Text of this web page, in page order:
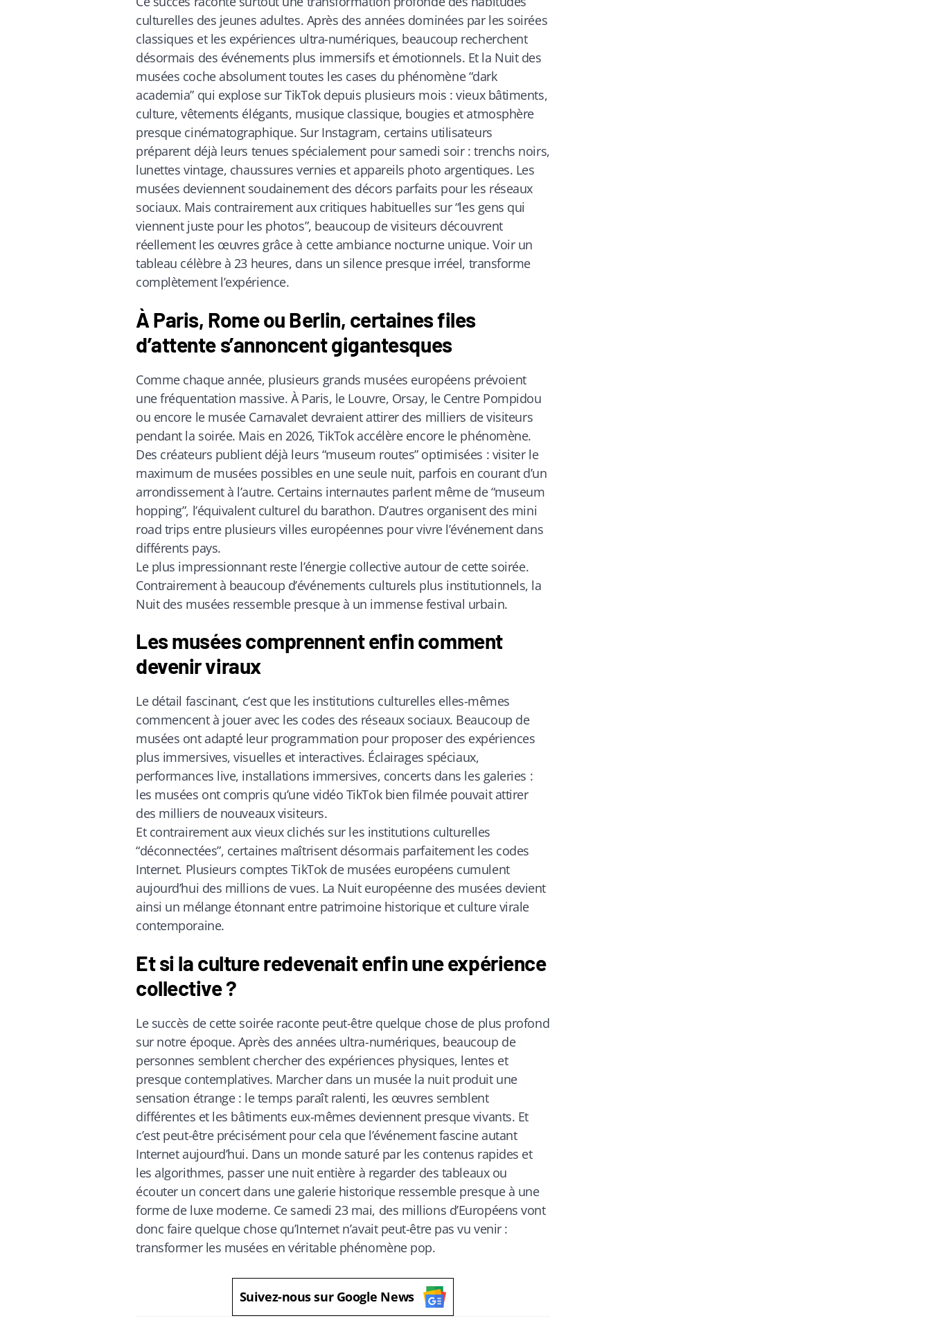
culturelles des jeunes adultes. Après des années dominées par les soirées
classiques et les expériences ultra-numériques, beaucoup recherchent
désormais des événements plus immersifs et émotionnels. Et la Nuit des
musées coche absolument toutes les cases du phénomène “dark
academia” qui explose sur TikTok depuis plusieurs mois : vieux bâtiments,
culture, vêtements élégants, musique classique, bougies et atmosphère
presque cinématographique. Sur Instagram, certains utilisateurs
préparent déjà leurs tenues spécialement pour samedi soir : trenchs noirs,
lunettes vintage, chaussures vernies et appareils photo argentiques. Les
musées deviennent soudainement des décors parfaits pour les réseaux
sociaux. Mais contrairement aux critiques habituelles sur “les gens qui
viennent juste pour les photos”, beaucoup de visiteurs découvrent
réellement les œuvres grâce à cette ambiance nocturne unique. Voir un
tableau célèbre à 23 heures, dans un silence presque irréel, transforme
complètement l’expérience.
À Paris, Rome ou Berlin, certaines files
d’attente s’annoncent gigantesques
Comme chaque année, plusieurs grands musées européens prévoient
une fréquentation massive. À Paris, le Louvre, Orsay, le Centre Pompidou
ou encore le musée Carnavalet devraient attirer des milliers de visiteurs
pendant la soirée. Mais en 2026, TikTok accélère encore le phénomène.
Des créateurs publient déjà leurs “museum routes” optimisées : visiter le
maximum de musées possibles en une seule nuit, parfois en courant d’un
arrondissement à l’autre. Certains internautes parlent même de “museum
hopping”, l’équivalent culturel du barathon. D’autres organisent des mini
road trips entre plusieurs villes européennes pour vivre l’événement dans
différents pays.
Le plus impressionnant reste l’énergie collective autour de cette soirée.
Contrairement à beaucoup d’événements culturels plus institutionnels, la
Nuit des musées ressemble presque à un immense festival urbain.
Les musées comprennent enfin comment
devenir viraux
Le détail fascinant, c’est que les institutions culturelles elles-mêmes
commencent à jouer avec les codes des réseaux sociaux. Beaucoup de
musées ont adapté leur programmation pour proposer des expériences
plus immersives, visuelles et interactives. Éclairages spéciaux,
performances live, installations immersives, concerts dans les galeries :
les musées ont compris qu’une vidéo TikTok bien filmée pouvait attirer
des milliers de nouveaux visiteurs.
Et contrairement aux vieux clichés sur les institutions culturelles
“déconnectées”, certaines maîtrisent désormais parfaitement les codes
Internet. Plusieurs comptes TikTok de musées européens cumulent
aujourd’hui des millions de vues. La Nuit européenne des musées devient
ainsi un mélange étonnant entre patrimoine historique et culture virale
contemporaine.
Et si la culture redevenait enfin une expérience
collective ?
Le succès de cette soirée raconte peut-être quelque chose de plus profond
sur notre époque. Après des années ultra-numériques, beaucoup de
personnes semblent chercher des expériences physiques, lentes et
presque contemplatives. Marcher dans un musée la nuit produit une
sensation étrange : le temps paraît ralenti, les œuvres semblent
différentes et les bâtiments eux-mêmes deviennent presque vivants. Et
c’est peut-être précisément pour cela que l’événement fascine autant
Internet aujourd’hui. Dans un monde saturé par les contenus rapides et
les algorithmes, passer une nuit entière à regarder des tableaux ou
écouter un concert dans une galerie historique ressemble presque à une
forme de luxe moderne. Ce samedi 23 mai, des millions d’Européens vont
donc faire quelque chose qu’Internet n’avait peut-être pas vu venir :
transformer les musées en véritable phénomène pop.
Suivez-nous sur Google News